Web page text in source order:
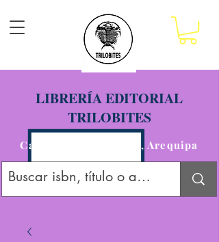
LIBRERÍA EDITORIAL
TRILOBITES
Calle San Agustín 201, Arequipa